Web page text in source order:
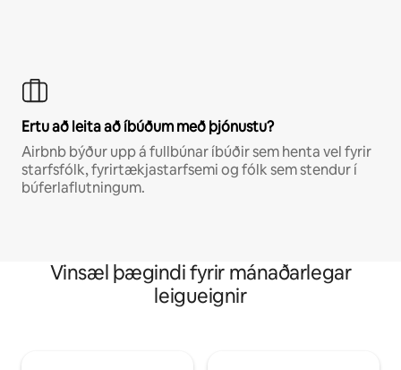
Ertu að leita að íbúðum með þjónustu?
Airbnb býður upp á fullbúnar íbúðir sem henta vel fyrir
starfsfólk, fyrirtækjastarfsemi og fólk sem stendur í
búferlaflutningum.
Vinsæl þægindi fyrir mánaðarlegar
leigueignir